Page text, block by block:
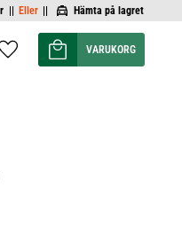
|| Eller || Hämta på lagret
Favoriter
Kundvagn